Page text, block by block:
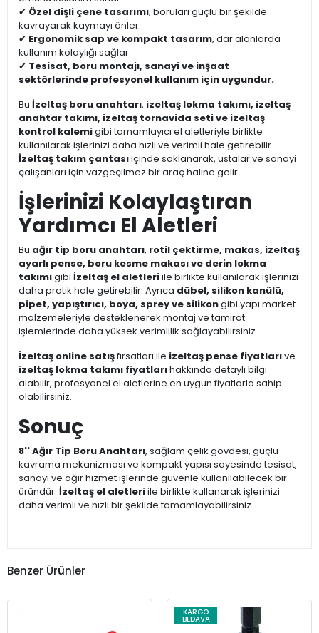
✔ Özel dişli çene tasarımı, boruları güçlü bir şekilde
kavrayarak kaymayı önler.
✔ Ergonomik sap ve kompakt tasarım, dar alanlarda
kullanım kolaylığı sağlar.
✔ Tesisat, boru montajı, sanayi ve inşaat
sektörlerinde profesyonel kullanım için uygundur.
Bu İzeltaş boru anahtarı, izeltaş lokma takımı, izeltaş
anahtar takımı, izeltaş tornavida seti ve izeltaş
kontrol kalemigibi tamamlayıcı el aletleriyle birlikte
kullanılarak işlerinizi daha hızlı ve verimli hale getirebilir.
İzeltaş takım çantasıiçinde saklanarak, ustalar ve sanayi
çalışanları için vazgeçilmez bir araç haline gelir.
İşlerinizi Kolaylaştıran
Yardımcı El Aletleri
Bu ağır tip boru anahtarı, rotil çektirme, makas, izeltaş
ayarlı pense, boru kesme makası ve derin lokma
takımıgibi İzeltaş el aletleriile birlikte kullanılarak işlerinizi
daha pratik hale getirebilir. Ayrıca dübel, silikon kanülü,
pipet, yapıştırıcı, boya, sprey ve silikongibi yapı market
malzemeleriyle desteklenerek montaj ve tamirat
işlemlerinde daha yüksek verimlilik sağlayabilirsiniz.
İzeltaş online satışfırsatları ile izeltaş pense fiyatlarıve
izeltaş lokma takımı fiyatlarıhakkında detaylı bilgi
alabilir, profesyonel el aletlerine en uygun fiyatlarla sahip
olabilirsiniz.
Sonuç
8'' Ağır Tip Boru Anahtarı, sağlam çelik gövdesi, güçlü
kavrama mekanizması ve kompakt yapısı sayesinde tesisat,
sanayi ve ağır hizmet işlerinde güvenle kullanılabilecek bir
üründür. İzeltaş el aletleriile birlikte kullanarak işlerinizi
daha verimli ve hızlı bir şekilde tamamlayabilirsiniz.
Benzer Ürünler
KARGO
BEDAVA